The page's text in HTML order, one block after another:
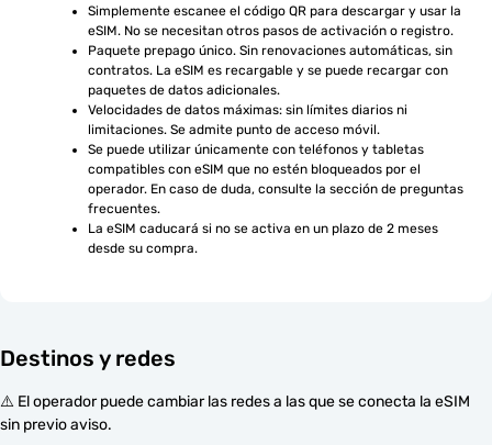
Simplemente escanee el código QR para descargar y usar la
eSIM. No se necesitan otros pasos de activación o registro.
Paquete prepago único. Sin renovaciones automáticas, sin
contratos. La eSIM es recargable y se puede recargar con
paquetes de datos adicionales.
Velocidades de datos máximas: sin límites diarios ni
limitaciones. Se admite punto de acceso móvil.
Se puede utilizar únicamente con teléfonos y tabletas
compatibles con eSIM que no estén bloqueados por el
operador. En caso de duda, consulte la sección de preguntas
frecuentes.
La eSIM caducará si no se activa en un plazo de 2 meses
desde su compra.
Destinos y redes
⚠️ El operador puede cambiar las redes a las que se conecta la eSIM
sin previo aviso.